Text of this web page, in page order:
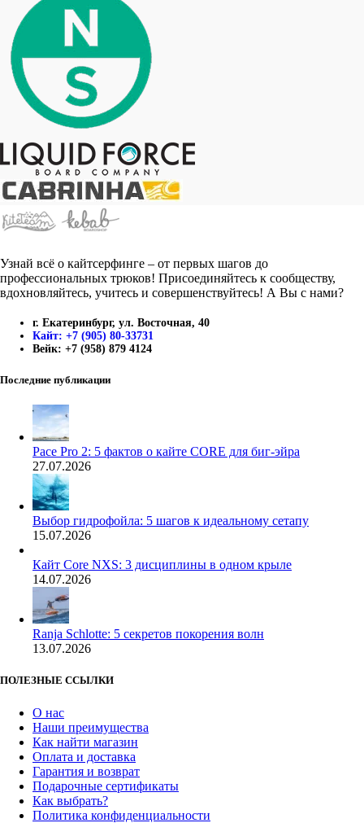
Узнай всё о кайтсерфинге – от первых шагов до
профессиональных трюков! Присоединяйтесь к сообществу,
вдохновляйтесь, учитесь и совершенствуйтесь! А Вы с нами?
г. Екатеринбург, ул. Восточная, 40
Кайт: +7 (905) 80-33731
Вейк: +7 (958) 879 4124
Последние публикации
Pace Pro 2: 5 фактов о кайте CORE для биг-эйра
27.07.2026
Выбор гидрофойла: 5 шагов к идеальному сетапу
15.07.2026
Кайт Core NXS: 3 дисциплины в одном крыле
14.07.2026
Ranja Schlotte: 5 секретов покорения волн
13.07.2026
ПОЛЕЗНЫЕ ССЫЛКИ
О нас
Наши преимущества
Как найти магазин
Оплата и доставка
Гарантия и возврат
Подарочные сертификаты
Как выбрать?
Политика конфиденциальности